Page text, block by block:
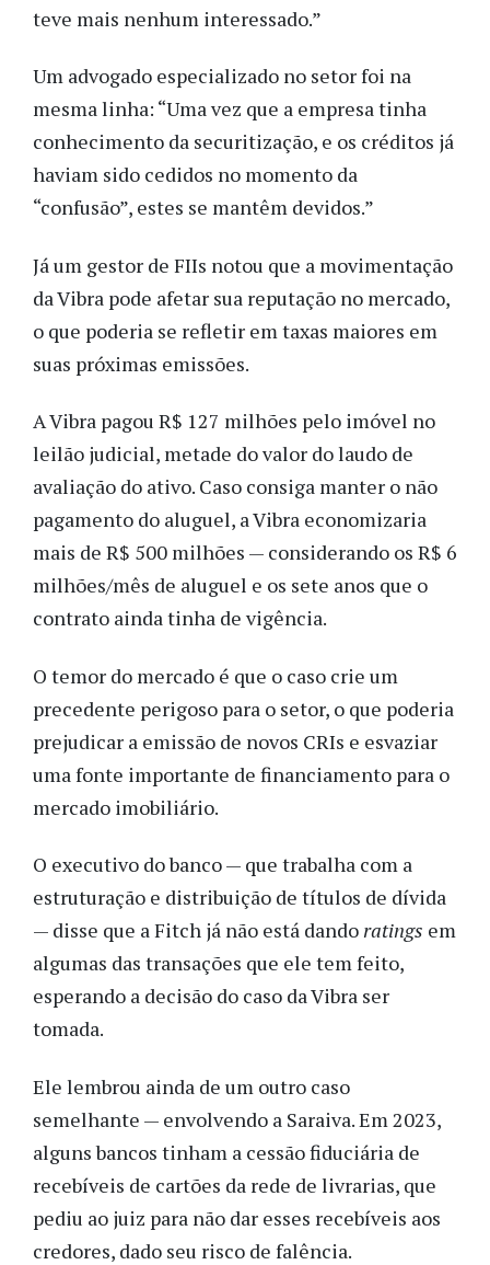
teve mais nenhum interessado.”
Um advogado especializado no setor foi na
mesma linha: “Uma vez que a empresa tinha
conhecimento da securitização, e os créditos já
haviam sido cedidos no momento da
“confusão”, estes se mantêm devidos.”
Já um gestor de FIIs notou que a movimentação
da Vibra pode afetar sua reputação no mercado,
o que poderia se refletir em taxas maiores em
suas próximas emissões.
A Vibra pagou R$ 127 milhões pelo imóvel no
leilão judicial, metade do valor do laudo de
avaliação do ativo. Caso consiga manter o não
pagamento do aluguel, a Vibra economizaria
mais de R$ 500 milhões — considerando os R$ 6
milhões/mês de aluguel e os sete anos que o
contrato ainda tinha de vigência.
O temor do mercado é que o caso crie um
precedente perigoso para o setor, o que poderia
prejudicar a emissão de novos CRIs e esvaziar
uma fonte importante de financiamento para o
mercado imobiliário.
O executivo do banco — que trabalha com a
estruturação e distribuição de títulos de dívida
— disse que a Fitch já não está dandoratings em
algumas das transações que ele tem feito,
esperando a decisão do caso da Vibra ser
tomada.
Ele lembrou ainda de um outro caso
semelhante — envolvendo a Saraiva. Em 2023,
alguns bancos tinham a cessão fiduciária de
recebíveis de cartões da rede de livrarias, que
pediu ao juiz para não dar esses recebíveis aos
credores, dado seu risco de falência.